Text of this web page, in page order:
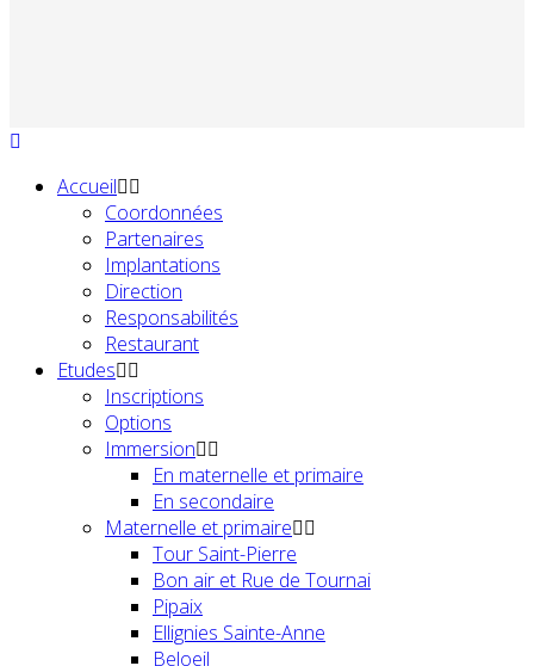
Accueil
Coordonnées
Partenaires
Implantations
Direction
Responsabilités
Restaurant
Etudes
Inscriptions
Options
Immersion
En maternelle et primaire
En secondaire
Maternelle et primaire
Tour Saint-Pierre
Bon air et Rue de Tournai
Pipaix
Ellignies Sainte-Anne
Beloeil